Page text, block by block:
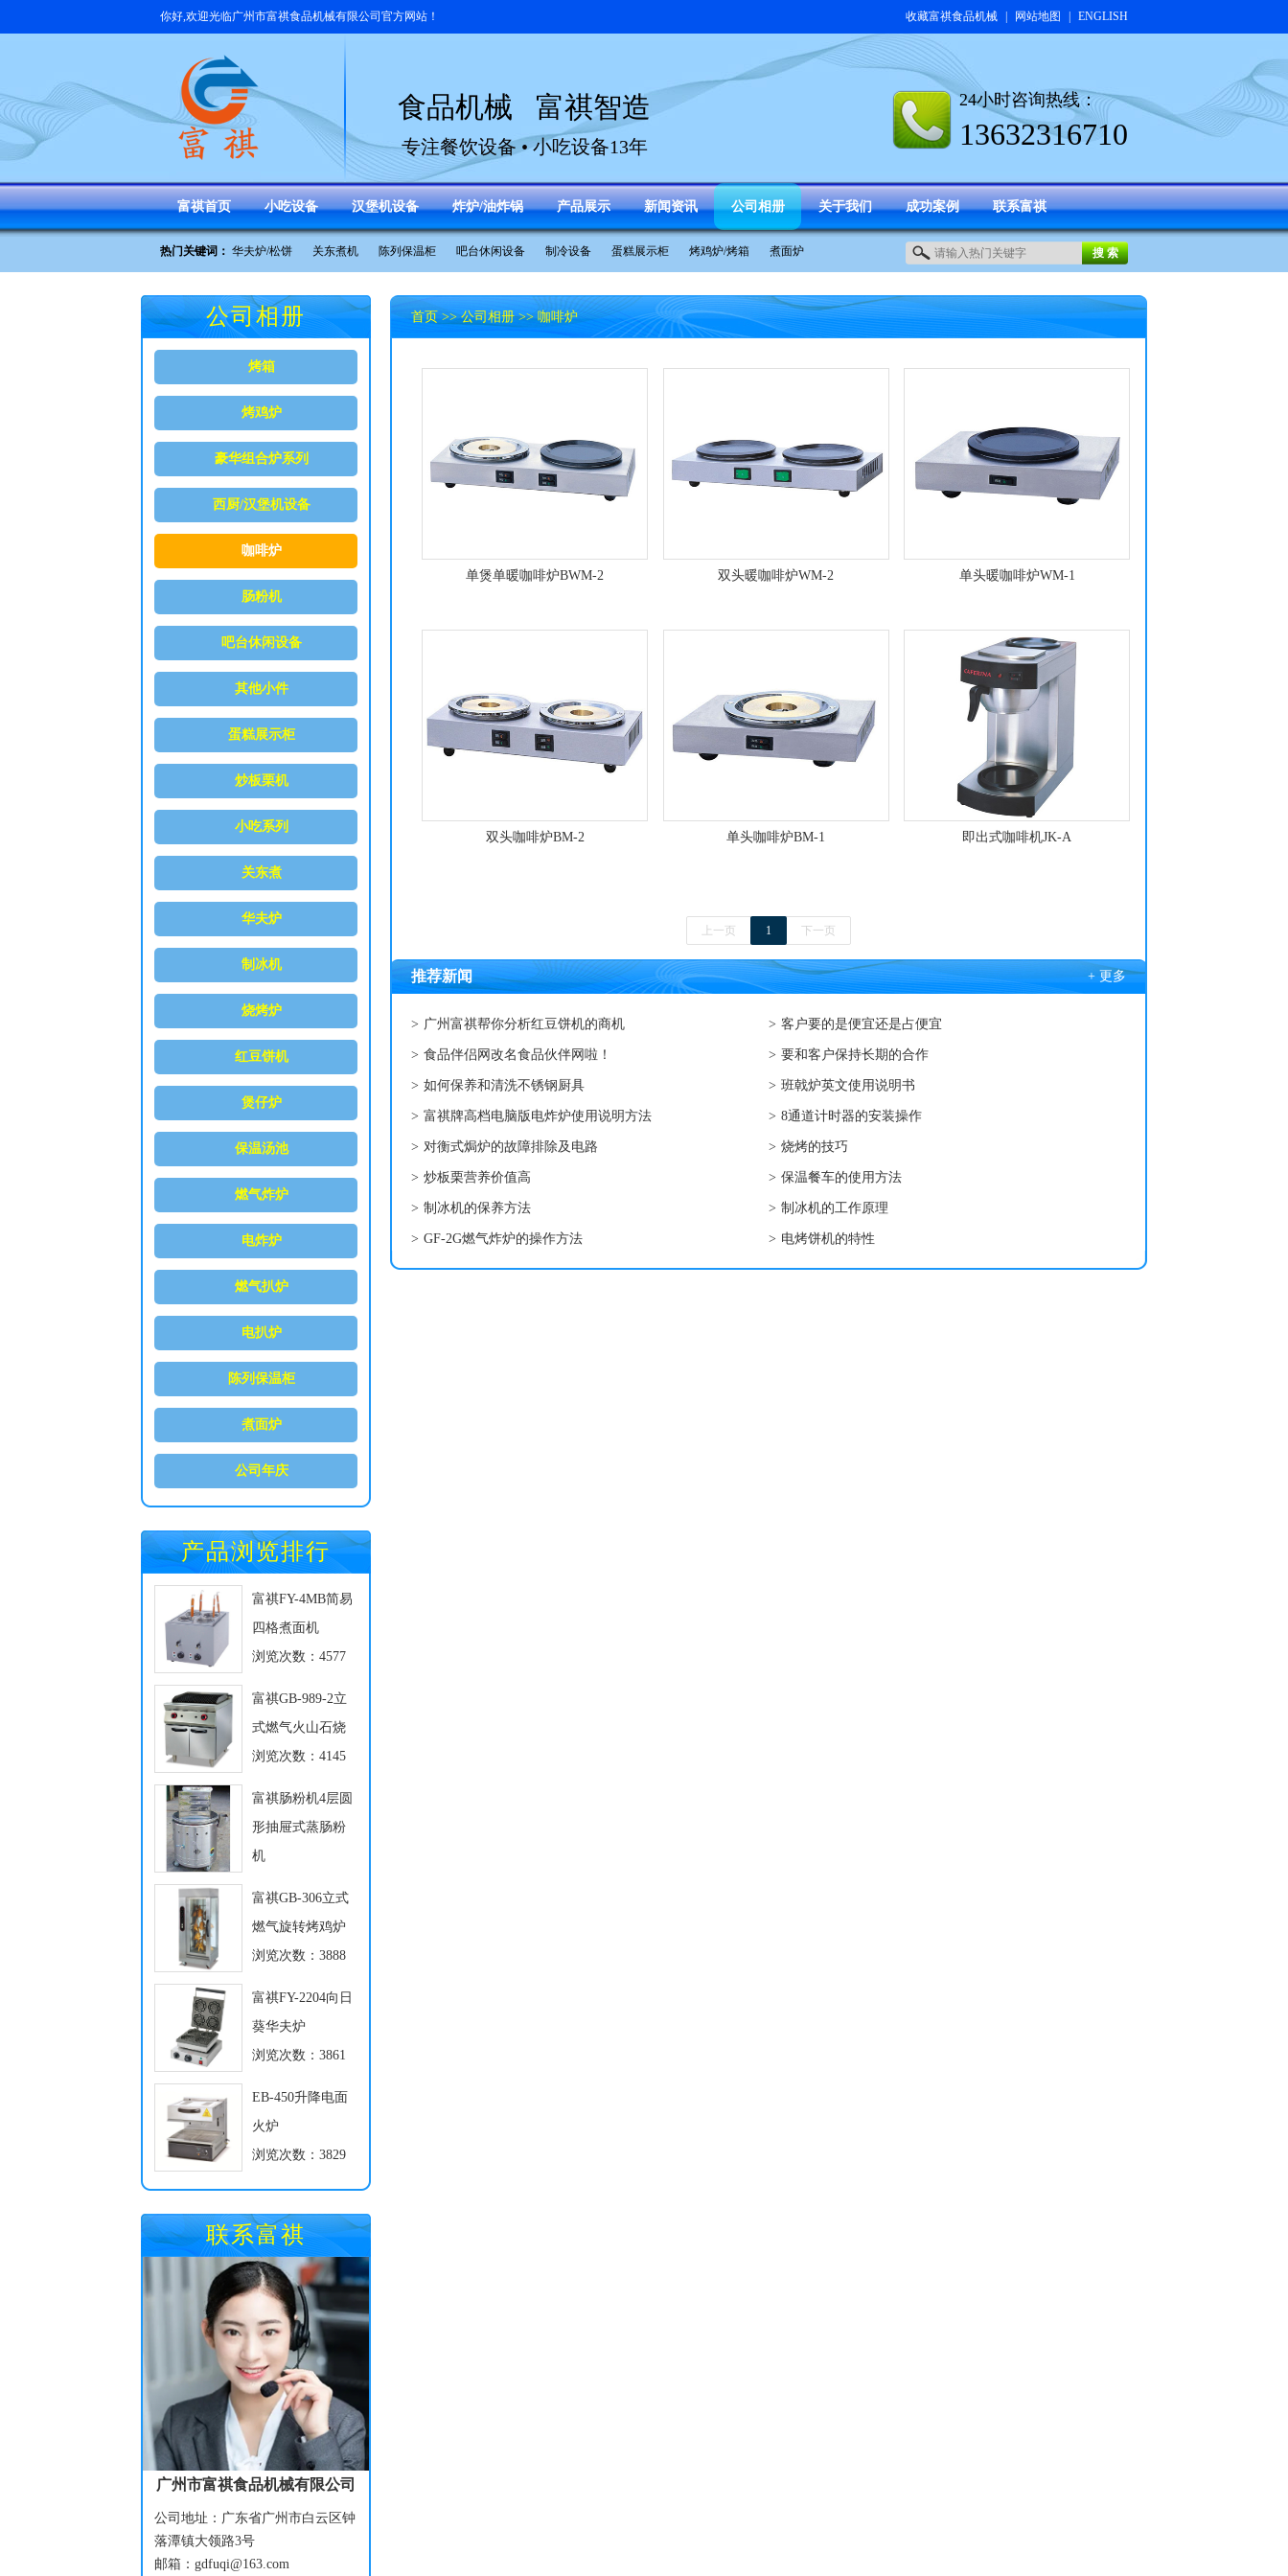
你好,欢迎光临广州市富祺食品机械有限公司 官方网站！ 收藏富祺食品机械 网站地图 ENGLISH
食品机械 富祺智造
专注餐饮设备 • 小吃设备13年
24小时咨询热线：
13632316710
富祺首页 小吃设备 汉堡机设备 炸炉/油炸锅 产品展示 新闻资讯 公司相册 关于我们 成功案例 联系富祺
热门关键词： 华夫炉/松饼 关东煮机 陈列保温柜 吧台休闲设备 制冷设备 蛋糕展示柜 烤鸡炉/烤箱 煮面炉
公司相册
烤箱
烤鸡炉
豪华组合炉系列
西厨/汉堡机设备
咖啡炉
肠粉机
吧台休闲设备
其他小件
蛋糕展示柜
炒板栗机
小吃系列
关东煮
华夫炉
制冰机
烧烤炉
红豆饼机
煲仔炉
保温汤池
燃气炸炉
电炸炉
燃气扒炉
电扒炉
陈列保温柜
煮面炉
公司年庆
产品浏览排行
富祺FY-4MB简易
四格煮面机
浏览次数：4577
富祺GB-989-2立
式燃气火山石烧
浏览次数：4145
富祺肠粉机4层圆
形抽屉式蒸肠粉
机
富祺GB-306立式
燃气旋转烤鸡炉
浏览次数：3888
富祺FY-2204向日
葵华夫炉
浏览次数：3861
EB-450升降电面
火炉
浏览次数：3829
联系富祺
广州市富祺食品机械有限公司
公司地址：广东省广州市白云区钟
落潭镇大领路3号
邮箱：gdfuqi@163.com
首页>>公司相册>> 咖啡炉
单煲单暖咖啡炉BWM-2 双头暖咖啡炉WM-2 单头暖咖啡炉WM-1
双头咖啡炉BM-2 单头咖啡炉BM-1 即出式咖啡机JK-A
上一页 1 下一页
推荐新闻 + 更多
> 广州富祺帮你分析红豆饼机的商机 > 客户要的是便宜还是占便宜
> 食品伴侣网改名食品伙伴网啦！ > 要和客户保持长期的合作
> 如何保养和清洗不锈钢厨具 > 班戟炉英文使用说明书
> 富祺牌高档电脑版电炸炉使用说明方法 > 8通道计时器的安装操作
> 对衡式焗炉的故障排除及电路 > 烧烤的技巧
> 炒板栗营养价值高 > 保温餐车的使用方法
> 制冰机的保养方法 > 制冰机的工作原理
> GF-2G燃气炸炉的操作方法 > 电烤饼机的特性